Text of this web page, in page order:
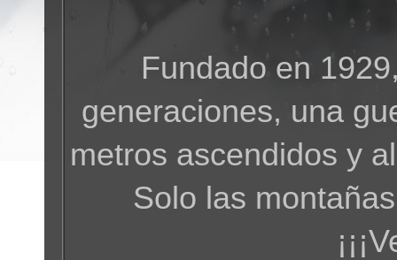
Fundado en
generaciones, una
metros ascendidos y
Solo las